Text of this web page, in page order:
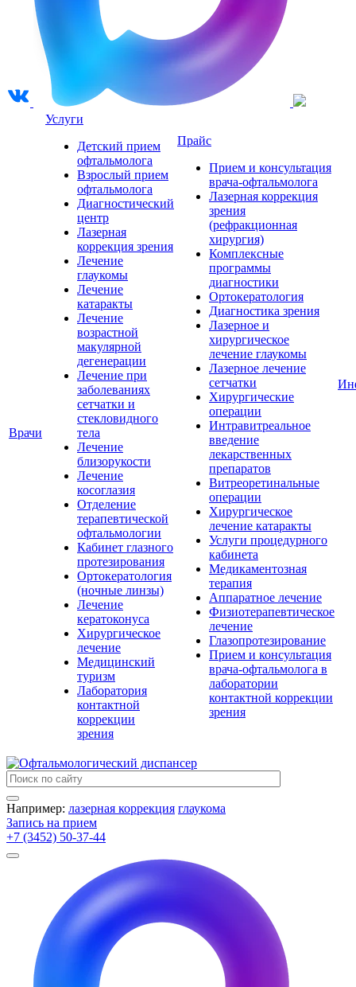
Врачи
Услуги
Детский прием
офтальмолога
Взрослый прием
офтальмолога
Диагностический
центр
Лазерная
коррекция зрения
Лечение
глаукомы
Лечение
катаракты
Лечение
возрастной
макулярной
дегенерации
Лечение при
заболеваниях
сетчатки и
стекловидного
тела
Лечение
близорукости
Лечение
косоглазия
Отделение
терапевтической
офтальмологии
Кабинет глазного
протезирования
Ортокератология
(ночные линзы)
Лечение
кератоконуса
Хирургическое
лечение
Медицинский
туризм
Лаборатория
контактной
коррекции
зрения
Прайс
Прием и консультация
врача-офтальмолога
Лазерная коррекция
зрения
(рефракционная
хирургия)
Комплексные
программы
диагностики
Ортокератология
Диагностика зрения
Лазерное и
хирургическое
лечение глаукомы
Лазерное лечение
сетчатки
Хирургические
операции
Интравитреальное
введение
лекарственных
препаратов
Витреоретинальные
операции
Хирургическое
лечение катаракты
Услуги процедурного
кабинета
Медикаментозная
терапия
Аппаратное лечение
Физиотерапевтическое
лечение
Глазопротезирование
Прием и консультация
врача-офтальмолога в
лаборатории
контактной коррекции
зрения
Например: лазерная коррекция глаукома
Запись на прием
+7 (3452) 50-37-44